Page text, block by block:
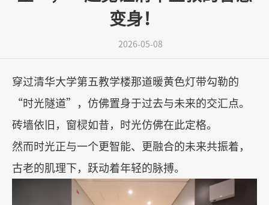
变身！
2026-05-08
穿过清华大学第五教学楼那道暖黄色灯带勾勒的
“时光隧道”
，仿佛置身于过去与未来的交汇点。
砖墙依旧，窗棂如昔，时光仿佛在此定格。
然而时光正与一个更智能、更融合的未来共振着，
古老的肌理下，跃动着年轻的脉搏。